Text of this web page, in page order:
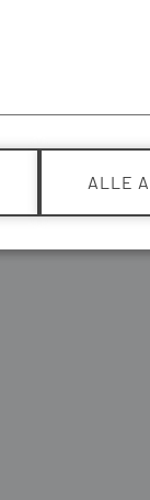
ALLE